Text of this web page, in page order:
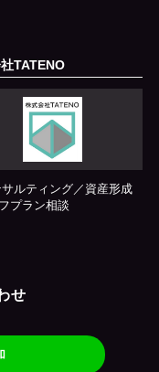
TATENO
サルティング／資産形成
プラン相談
せ